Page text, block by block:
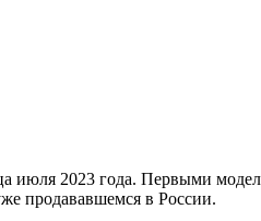
июля 2023 года. Первыми
продававшемся в России.